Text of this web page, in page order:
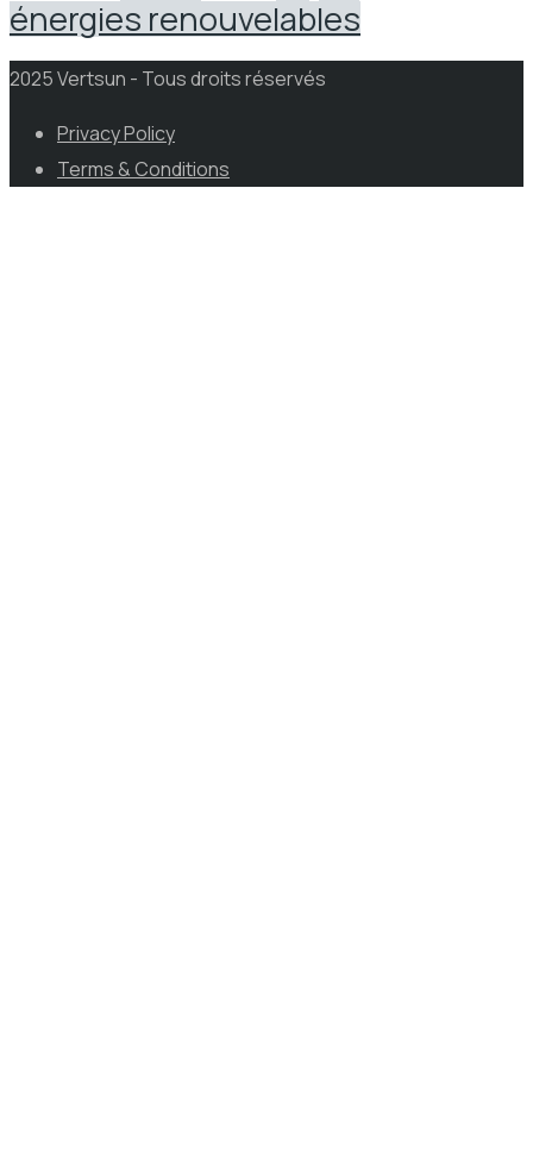
énergies renouvelables
2025 Vertsun - Tous droits réservés
Privacy Policy
Terms & Conditions